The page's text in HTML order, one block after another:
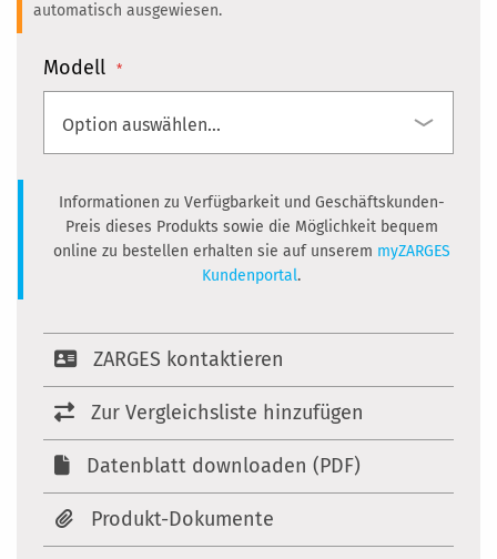
automatisch ausgewiesen.
Modell
Informationen zu Verfügbarkeit und Geschäftskunden-
Preis dieses Produkts sowie die Möglichkeit bequem
online zu bestellen erhalten sie auf unserem myZARGES
Kundenportal.
ZARGES kontaktieren
Zur Vergleichsliste hinzufügen
Datenblatt downloaden (PDF)
Produkt-Dokumente